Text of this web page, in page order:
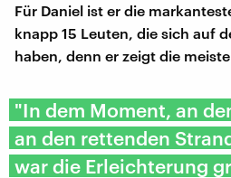
Für Daniel ist er die
knapp 15 Leuten, die sich auf
haben, denn er zeigt die
"In dem Moment, an
an den rettenden
war die Erleichterung